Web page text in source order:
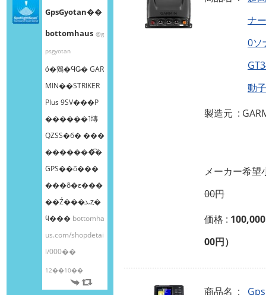
GpsGyotan��
bottomhaus @g
psgyotan
ȯ�䳫�ϤǤ� GAR
MIN��STRIKER
Plus 9SV���Ρ
����ܸ��˥塼
QZSS�б� ���
�������͡�
GPS��õ���
���õ�ε���
��Ź���ܥȥ�
ϥ��� bottomha
us.com/shopdetai
l/000��
12��10��
ナ
0
動
製造元 :
メーカー希望
00円
価格 :
00円）
商品名 :